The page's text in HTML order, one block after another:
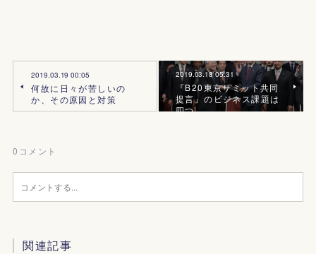
2019.03.19 00:05
何故に日々が苦しいの
か、その原因と対策
2019.03.18 05:31
『B20東京サミット共同
提言』のビジネス課題は
四つ
0 コメント
関連記事